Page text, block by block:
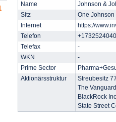
Name
Johnson &
Sitz
One
Internet
https://
Telefon
Telefax
-
WKN
-
Prime Sector
Aktionärsstruktur
Streubesitz
The
BlackRock
State Street